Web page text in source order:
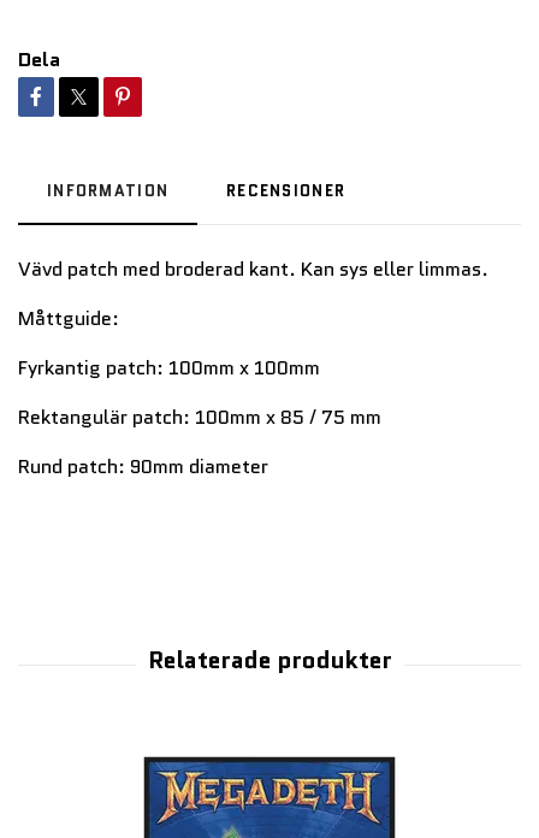
Dela
INFORMATION RECENSIONER
Vävd patch med broderad kant. Kan sys eller limmas.
Måttguide:
Fyrkantig patch: 100mm x 100mm
Rektangulär patch: 100mm x 85 / 75 mm
Rund patch: 90mm diameter